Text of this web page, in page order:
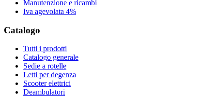
Manutenzione e ricambi
Iva agevolata 4%
Catalogo
Tutti i prodotti
Catalogo generale
Sedie a rotelle
Letti per degenza
Scooter elettrici
Deambulatori